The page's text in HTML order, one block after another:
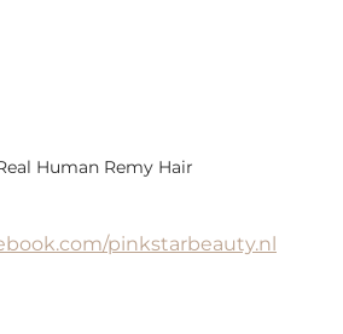
Human Remy Hair
pinkstarbeauty.nl